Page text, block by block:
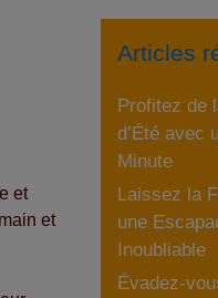
et
et
Articles
Profitez de
d’Été avec
Minute
Laissez la
une
Inoubliable
Évadez-